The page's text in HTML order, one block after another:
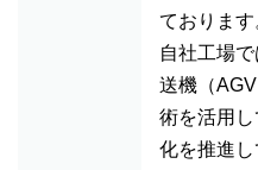
ております
自社工場
送機（
術を活用
化を推進し